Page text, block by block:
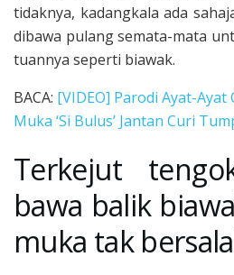
tidaknya, kadangkala ada
dibawa pulang semata-mata
tuannya seperti biawak.
BACA: [VIDEO] Parodi Ayat-Ayat
Muka ‘Si Bulus’ Jantan Curi
Terkejut
bawa balik
muka tak